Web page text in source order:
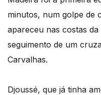
minutos, num golpe de
apareceu nas costas
seguimento de um
Carvalhas.
Djoussé, que já tinha